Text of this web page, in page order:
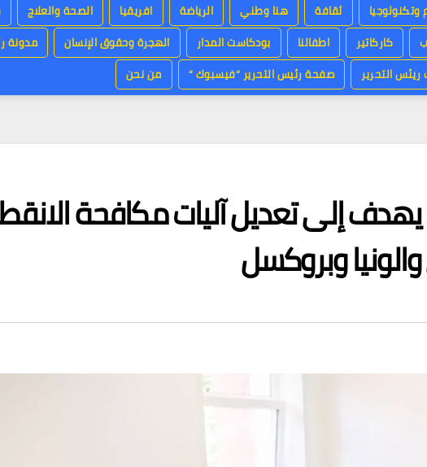
وتكنولوجيا ثقافة هنا وطني الرياضة افريقيا الصحة والعلاج
كاركاتير اطفالنا بودكاست المدار الهجرة وحقوق الإنسان
مدونة
ريئس التحرير
صفحة رئيس التحرير “فيسبوك “ من نحن
إلى تعديل آليات مكافحة
وبروكسل